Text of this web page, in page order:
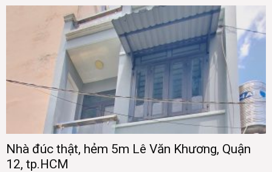
Nhà đúc thật, hẻm 5m Lê Văn Khương, Quận
12, tp.HCM